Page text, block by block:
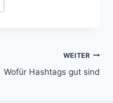
WEITER
Wofür Hashtags gut sind